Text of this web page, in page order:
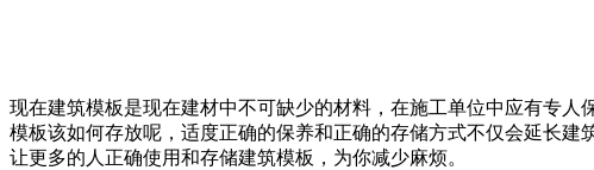
现在建筑模板是现在建材中不可缺少的材料，在施工单位中应有专
模板该如何存放呢，适度正确的保养和正确的存储方式不仅会延长
让更多的人正确使用和存储建筑模板，为你减少麻烦。